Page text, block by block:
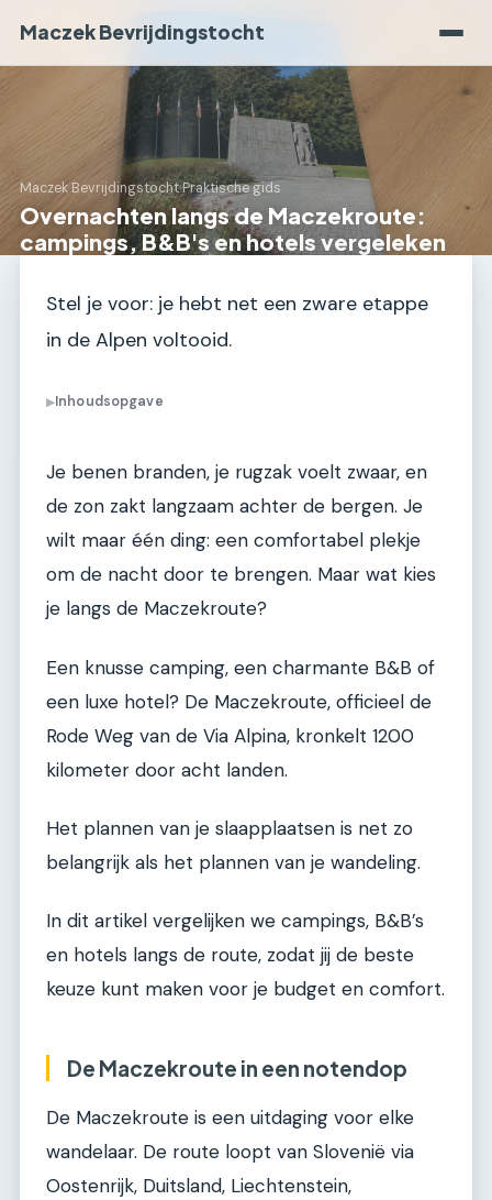
Maczek Bevrijdingstocht
Maczek Bevrijdingstocht›Praktische gids
Overnachten langs de Maczekroute:
campings, B&B's en hotels vergeleken
Stel je voor: je hebt net een zware etappe
in de Alpen voltooid.
▶Inhoudsopgave
Je benen branden, je rugzak voelt zwaar, en
de zon zakt langzaam achter de bergen. Je
wilt maar één ding: een comfortabel plekje
om de nacht door te brengen. Maar wat kies
je langs de Maczekroute?
Een knusse camping, een charmante B&B of
een luxe hotel? De Maczekroute, officieel de
Rode Weg van de Via Alpina, kronkelt 1200
kilometer door acht landen.
Het plannen van je slaapplaatsen is net zo
belangrijk als het plannen van je wandeling.
In dit artikel vergelijken we campings, B&B’s
en hotels langs de route, zodat jij de beste
keuze kunt maken voor je budget en comfort.
De Maczekroute in een notendop
De Maczekroute is een uitdaging voor elke
wandelaar. De route loopt van Slovenië via
Oostenrijk, Duitsland, Liechtenstein,